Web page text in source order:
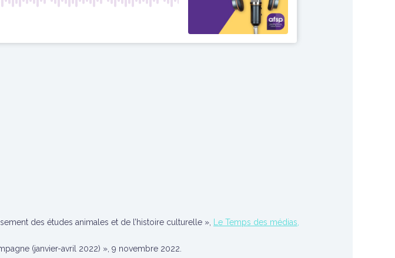
des études animales et de l’histoire culturelle »,
Le Temps des médias,
(janvier-avril 2022) », 9 novembre 2022.